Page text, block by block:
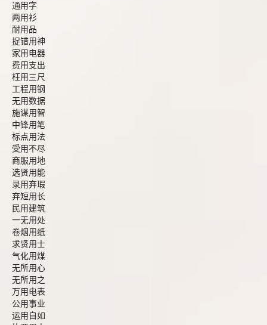
通用字
两用衫
耐用品
捉错用神
家用电器
费用支出
枉用三尺
工程用钢
无用数据
施谋用智
中锋用笔
标点用法
受用不尽
商服用地
选贤用能
录用弃瑕
弃短用长
民用建筑
一无用处
卷烟用纸
求贤用士
气化用煤
无所用心
无所用之
万用电表
公用事业
运用自如